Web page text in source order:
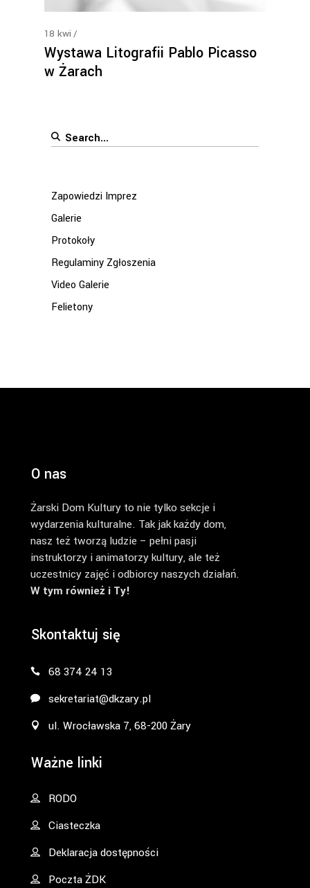
18 kwi
Wystawa Litografii Pablo Picasso
w Żarach
Search
Zapowiedzi Imprez
Galerie
Protokoły
Regulaminy Zgłoszenia
Video Galerie
Felietony
O nas
Żarski Dom Kultury to nie tylko sekcje i
wydarzenia kulturalne. Tak jak każdy dom,
nasz też tworzą ludzie – pełni pasji
instruktorzy i animatorzy kultury, ale też
uczestnicy zajęć i odbiorcy naszych działań.
W tym również i Ty!
Skontaktuj się
68 374 24 13
sekretariat@dkzary.pl
ul. Wrocławska 7, 68-200 Żary
Ważne linki
RODO
Ciasteczka
Deklaracja dostępności
Poczta ŻDK